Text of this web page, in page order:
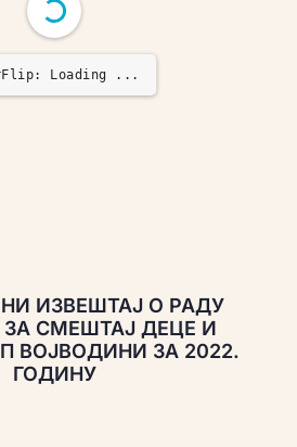
Loading ...
ИЗВЕШТАЈ О РАДУ
ЗА СМЕШТАЈ ДЕЦЕ И
ВОЈВОДИНИ ЗА 2022.
ГОДИНУ